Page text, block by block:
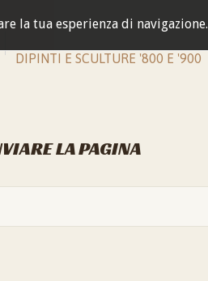
la tua esperienza di navigazione.
DIPINTI E SCULTURE '800 E '900
LA PAGINA